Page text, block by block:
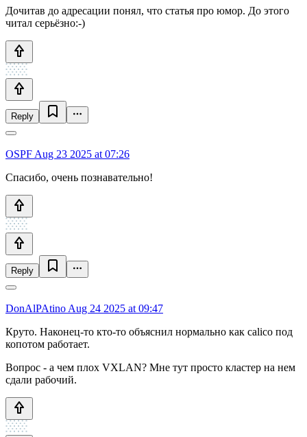
Дочитав до адресации понял, что статья про юмор. До этого
читал серьёзно:-)
Reply
OSPF Aug 23 2025 at 07:26
Спасибо, очень познавательно!
Reply
DonAlPAtino Aug 24 2025 at 09:47
Круто. Наконец-то кто-то объяснил нормально как calico под
копотом работает.
Вопрос - а чем плох VXLAN? Мне тут просто кластер на нем
сдали рабочий.